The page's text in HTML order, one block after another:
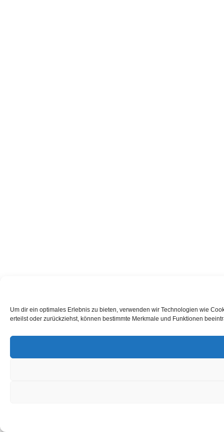
Um dir ein optimales Erlebnis zu bieten, verwenden wir Technologien wie
erteilst oder zurückziehst, können bestimmte Merkmale und Funktionen